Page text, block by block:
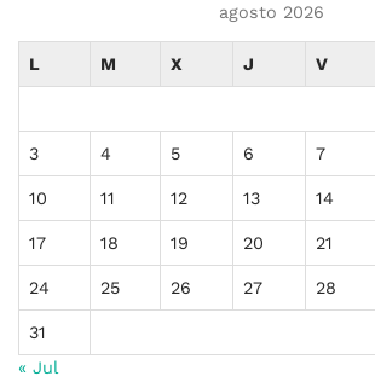
agosto 2026
L M X J V
3 4 5 6 7
10 11 12 13 14
17 18 19 20 21
24 25 26 27 28
31
« Jul